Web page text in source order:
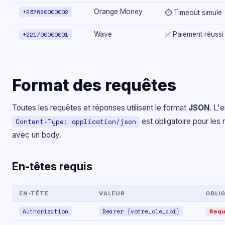
+237690000002 Orange Money ⏱ Timeout simulé
+221700000001 Wave ✅ Paiement réussi
Format des requêtes
Toutes les requêtes et réponses utilisent le format JSON.
Content-Type: application/json
est obligatoire pour les
avec un body.
En-têtes requis
EN-TÊTE VALEUR
Authorization Bearer {votre_cle_api}